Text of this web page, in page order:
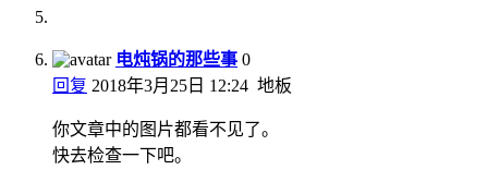
电炖锅的那些事 0
回复 2018年3月25日 12:24 地板
你文章中的图片都看不见了。
快去检查一下吧。